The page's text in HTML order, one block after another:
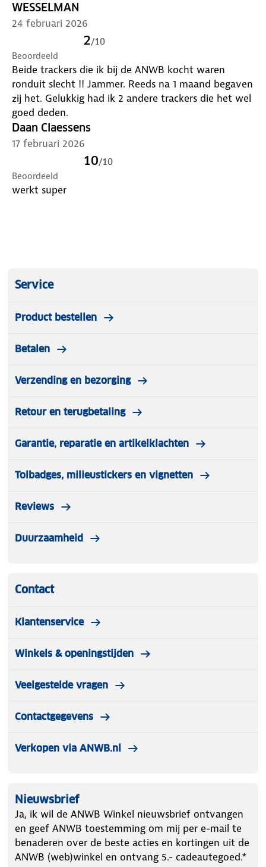
WESSELMAN
24 februari 2026
2/10
Beoordeeld
Beide trackers die ik bij de ANWB kocht waren
ronduit slecht !! Jammer. Reeds na 1 maand begaven
zij het. Gelukkig had ik 2 andere trackers die het wel
goed deden.
Daan Claessens
17 februari 2026
10/10
Beoordeeld
werkt super
Service
Product bestellen
Betalen
Verzending en bezorging
Retour en terugbetaling
Garantie, reparatie en artikelklachten
Tolbadges, milieustickers en vignetten
Reviews
Duurzaamheid
Contact
Klantenservice
Winkels & openingstijden
Veelgestelde vragen
Contactgegevens
Verkopen via ANWB.nl
Nieuwsbrief
Ja, ik wil de ANWB Winkel nieuwsbrief ontvangen
en geef ANWB toestemming om mij per e-mail te
benaderen over de beste acties en kortingen uit de
ANWB (web)winkel en ontvang 5.- cadeautegoed.*